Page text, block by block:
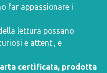
far appassionare i
lettura possano
e attenti, e
certificata, prodotta